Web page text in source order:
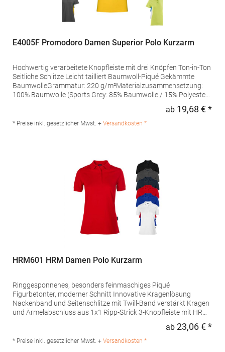
E4005F Promodoro Damen Superior Polo Kurzarm
Hochwertig verarbeitete Knopfleiste mit drei Knöpfen Ton-in-Ton
Seitliche Schlitze Leicht tailliert Baumwoll-Piqué Gekämmte
BaumwolleGrammatur: 220 g/m²Materialzusammensetzung:
100% Baumwolle (Sports Grey: 85% Baumwolle / 15% Polyester),
Produktsicherheit: Herst.-Nr.: 4005FHersteller: Promodoro
Fashion GmbH Am Gatherhof 57 40472 Düsseldorf Deutschland
ab 19,68 € *
* Preise inkl. gesetzlicher Mwst. + Versandkosten *
HRM601 HRM Damen Polo Kurzarm
Ringgesponnenes, besonders feinmaschiges Piqué
Figurbetonter, moderner Schnitt Innovative Kragenlösung
Nackenband und Seitenschlitze mit Twill-Band verstärkt Kragen
und Ärmelabschluss aus 1x1 Ripp-Strick 3-Knopfleiste mit HRM-
waschbarTrockner geeignetGrammatur: 180
ab 23,06 € *
* Preise inkl. gesetzlicher Mwst. + Versandkosten *